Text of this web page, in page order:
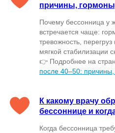
причины,
Почему бессонница у
встречается чаще:
тревожность,
мягкой стабилизации
👉 Подробнее на
после 40–50:
К какому врачу
бессоннице и
Когда бессонница